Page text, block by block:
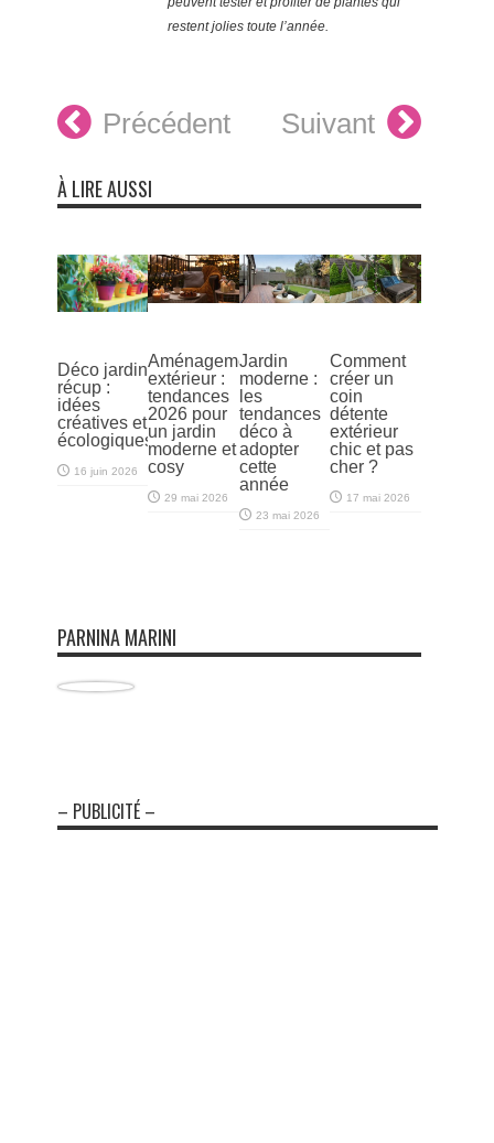
restent jolies toute l’année.
Précédent Suivant
À LIRE AUSSI
Déco jardin
récup :
idées
créatives et
écologiques
16 juin 2026
Aménagement
extérieur :
tendances
2026 pour
un jardin
moderne et
cosy
29 mai 2026
Jardin
moderne :
les
tendances
déco à
adopter
cette
année
23 mai 2026
Comment
créer un
coin
détente
extérieur
chic et pas
cher ?
17 mai 2026
PARNINA MARINI
– PUBLICITÉ –